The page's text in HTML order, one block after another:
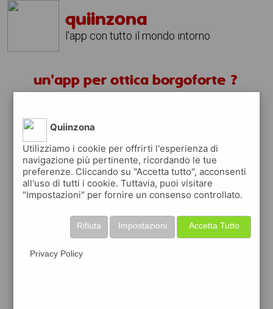
quiinzona
l'app con tutto il mondo intorno
un'app per ottica borgoforte ?
quiinzona è una app
gratuita
che ti aiuta se cerchi 'un'app per ottica
borgoforte ?' e che ti premia ogni volta
che la usi
raccogli punti da convertire inbuoni sconto
o gift card
per fare la spesa, fare
Quiinzona
Utilizziamo i cookie per offrirti l'esperienza di
navigazione più pertinente, ricordando le tue
preferenze. Cliccando su "Accetta tutto", acconsenti
all'uso di tutti i cookie. Tuttavia, puoi visitare
"Impostazioni" per fornire un consenso controllato.
Accetta Tutto
Impostazioni
Rifiuta
Privacy Policy